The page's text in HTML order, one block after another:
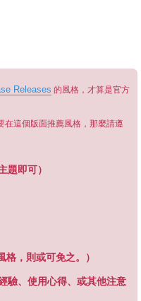
Releases 的風格，才算是官方
在這個版面推薦風格，那麼請遵
題即可）
，則或可免之。）
驗、使用心得、或其他注意